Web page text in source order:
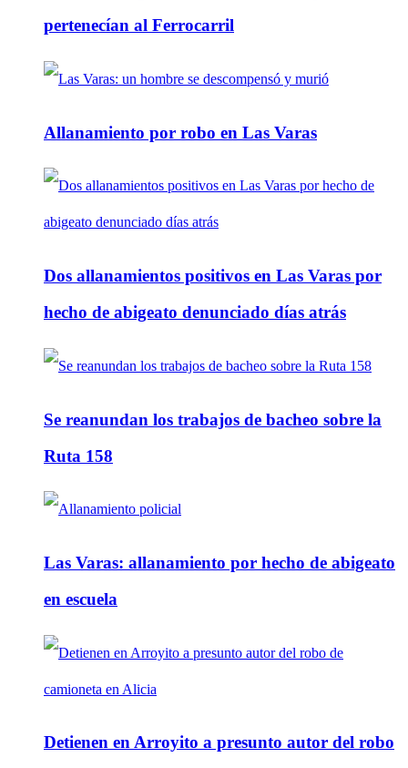
pertenecían al Ferrocarril
Allanamiento por robo en Las Varas
Dos allanamientos positivos en Las Varas por
hecho de abigeato denunciado días atrás
Se reanundan los trabajos de bacheo sobre la
Ruta 158
Las Varas: allanamiento por hecho de abigeato
en escuela
Detienen en Arroyito a presunto autor del robo